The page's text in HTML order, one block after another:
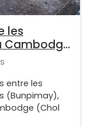
les
Cambodge
entre les
(Bunpimay),
(Chol